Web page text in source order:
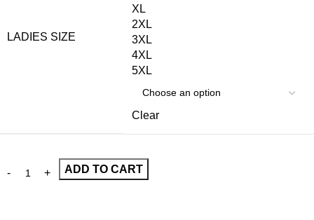
LADIES SIZE
XL
2XL
3XL
4XL
5XL
Clear
ADD TO CART